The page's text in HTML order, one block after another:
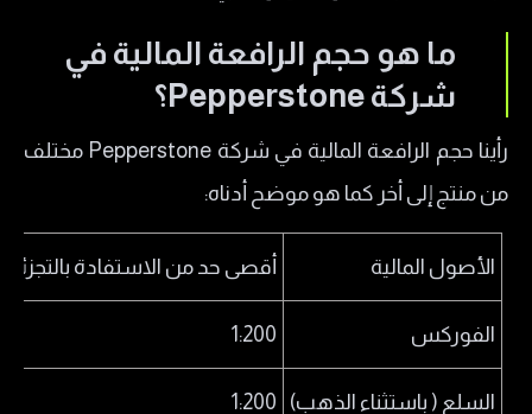
ما هو حجم الرافعة المالية في
شركة Pepperstone؟
رأينا حجم الرافعة المالية في شركة Pepperstone مختلف
من منتج إلى أخر كما هو موضح أدناه:
الأصول المالية أقصى حد من الاستفادة بالتجزئة
الفوركس 1:200
السلع ( باستثناء الذهب) 1:200